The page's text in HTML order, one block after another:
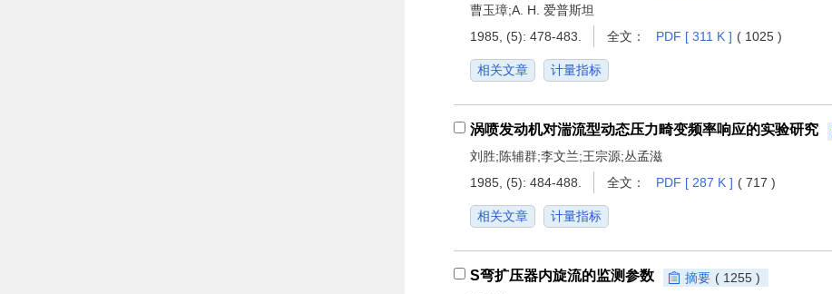
曹玉璋;A. H. 爱普斯坦
1985, (5): 478-483.
全文： PDF [ 311 K ] ( 1025 )
相关文章 计量指标
涡喷发动机对湍流型动态压力畸变频率响应的实验研究
刘胜;陈辅群;李文兰;王宗源;丛孟滋
1985, (5): 484-488.
全文： PDF [ 287 K ] ( 717 )
相关文章 计量指标
S弯扩压器内旋流的监测参数 摘要 ( 1255 )